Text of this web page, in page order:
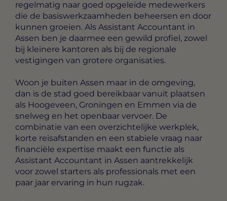
regelmatig naar goed opgeleide medewerkers
die de basiswerkzaamheden beheersen en door
kunnen groeien. Als Assistant Accountant in
Assen ben je daarmee een gewild profiel, zowel
bij kleinere kantoren als bij de regionale
vestigingen van grotere organisaties.
Woon je buiten Assen maar in de omgeving,
dan is de stad goed bereikbaar vanuit plaatsen
als Hoogeveen, Groningen en Emmen via de
snelweg en het openbaar vervoer. De
combinatie van een overzichtelijke werkplek,
korte reisafstanden en een stabiele vraag naar
financiële expertise maakt een functie als
Assistant Accountant in Assen aantrekkelijk
voor zowel starters als professionals met een
paar jaar ervaring in hun rugzak.